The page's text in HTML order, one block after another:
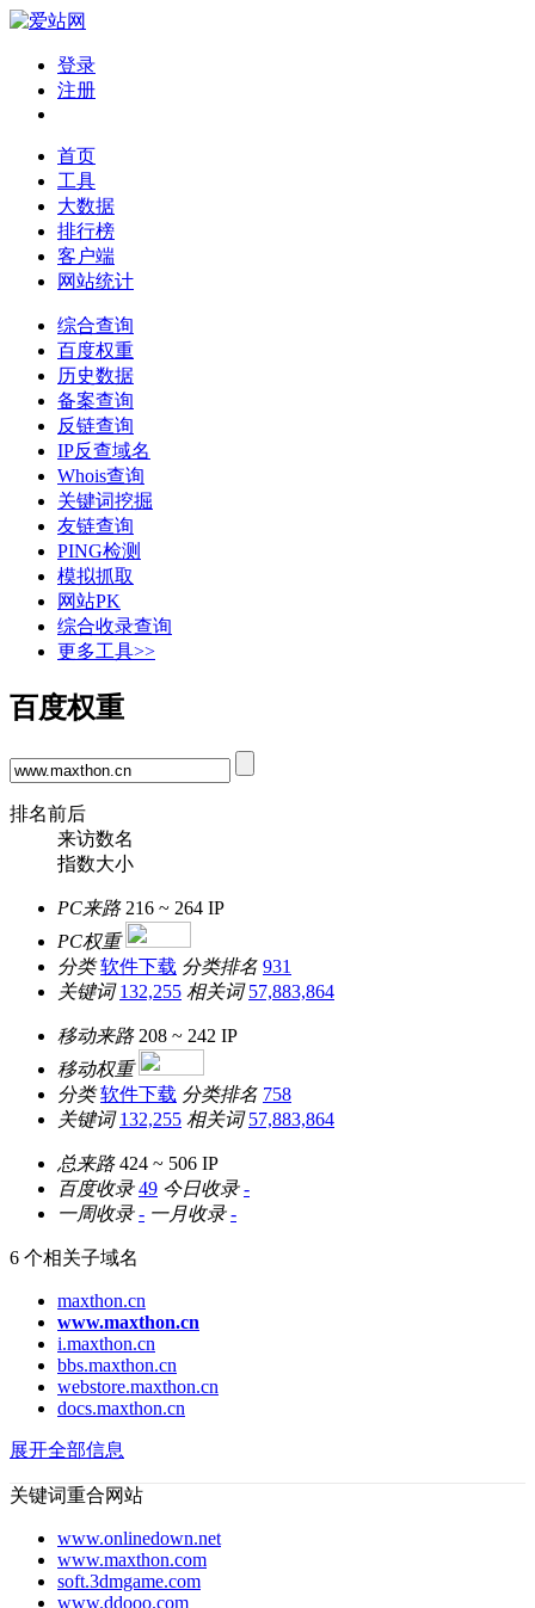
登录
注册
首页
工具
大数据
排行榜
客户端
网站统计
综合查询
百度权重
历史数据
备案查询
反链查询
IP反查域名
Whois查询
关键词挖掘
友链查询
PING检测
模拟抓取
网站PK
综合收录查询
更多工具>>
百度权重
排名前后
来访数名
指数大小
PC来路 216 ~ 264 IP
PC权重
分类 软件下载 分类排名 931
关键词 132,255 相关词 57,883,864
移动来路 208 ~ 242 IP
移动权重
分类 软件下载 分类排名 758
关键词 132,255 相关词 57,883,864
总来路 424 ~ 506 IP
百度收录 49 今日收录 -
一周收录 - 一月收录 -
6 个相关子域名
maxthon.cn
www.maxthon.cn
i.maxthon.cn
bbs.maxthon.cn
webstore.maxthon.cn
docs.maxthon.cn
展开全部信息
关键词重合网站
www.onlinedown.net
www.maxthon.com
soft.3dmgame.com
www.ddooo.com